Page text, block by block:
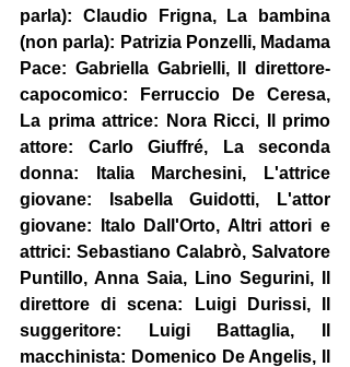
parla): Claudio Frigna, La bambina
(non parla): Patrizia Ponzelli, Madama
Pace: Gabriella Gabrielli, Il direttore-
capocomico: Ferruccio De Ceresa,
La prima attrice: Nora Ricci, Il primo
attore: Carlo Giuffré, La seconda
donna: Italia Marchesini, L'attrice
giovane: Isabella Guidotti, L'attor
giovane: Italo Dall'Orto, Altri attori e
attrici: Sebastiano Calabrò, Salvatore
Puntillo, Anna Saia, Lino Segurini, Il
direttore di scena: Luigi Durissi, Il
suggeritore: Luigi Battaglia, Il
macchinista: Domenico De Angelis, Il